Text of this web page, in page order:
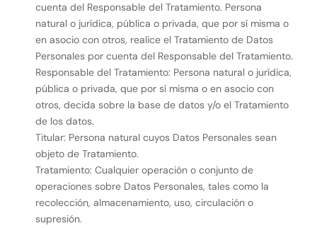
cuenta del Responsable del Tratamiento. Persona
natural o jurídica, pública o privada, que por sí misma o
en asocio con otros, realice el Tratamiento de Datos
Personales por cuenta del Responsable del Tratamiento.
Responsable del Tratamiento: Persona natural o jurídica,
pública o privada, que por sí misma o en asocio con
otros, decida sobre la base de datos y/o el Tratamiento
de los datos.
Titular: Persona natural cuyos Datos Personales sean
objeto de Tratamiento.
Tratamiento: Cualquier operación o conjunto de
operaciones sobre Datos Personales, tales como la
recolección, almacenamiento, uso, circulación o
supresión.